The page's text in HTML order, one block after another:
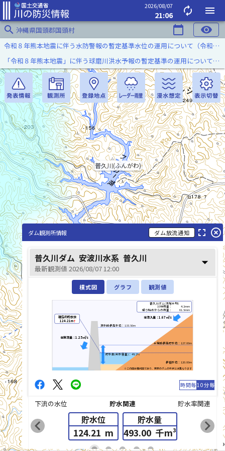
2026/08/07
21:06 autorenew
menu
search 沖縄県国頭郡国頭村 calendar_today visibility
普久川(ふんがわ)
令和８年熊本地震に伴う水防警報の暫定基準水位の運用について（令和８年８月７日）
「令和８年熊本地震」に伴う球磨川洪水予報の暫定基準の運用について（令和８年８月５日）
list_alt
ダム観測所情報 ダム放流通知 fullscreen highlight_off
普久川ダム 安波川水系 普久川
最新観測値 2026/08/07 12:00 arrow_drop_down
模式図 グラフ 観測値
※この図は模式図であり、実際のダムの形状とは異なります
洪水時最高水位：133.50m
平常時最高貯水位：127.00m
最低水位：120.00m
貯水率(利水容量)：48.2%
現在の貯水位
124.21m↑
全流入量：1.67㎥/s
全放流量：1.25㎥/s
普久川ダム(流域平均)
10分雨量： 4.2mm
降り始めからの雨量： 61.5mm
時間毎10分毎
下流の水位 貯水関連 貯水率関連
貯水位
124.21 m
貯水量
493.00 千m³
chevron_left chevron_right